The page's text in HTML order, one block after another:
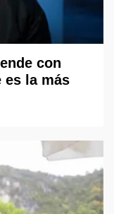
con
es la más